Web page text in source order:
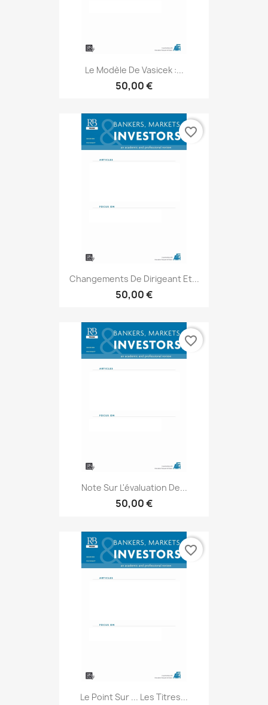
Le Modèle De Vasicek :...
50,00 €
Changements De Dirigeant Et...
50,00 €
favorite_border
Note Sur L'évaluation De...
50,00 €
favorite_border
Le Point Sur ... Les Titres...
favorite_border